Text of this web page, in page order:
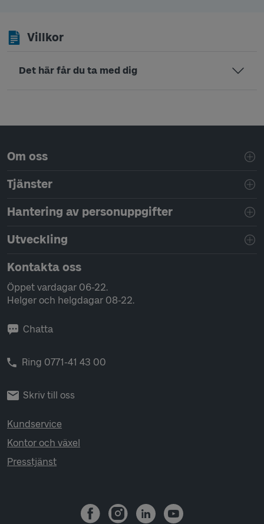
Villkor
Det här får du ta med dig
Sidfotsnavigering
Om oss
Tjänster
Hantering av personuppgifter
Utveckling
Kontakta oss
Öppet vardagar 06-22.
Helger och helgdagar 08-22.
Chatta
Ring 0771-41 43 00
Skriv till oss
Kundservice
Kontor och växel
Presstjänst